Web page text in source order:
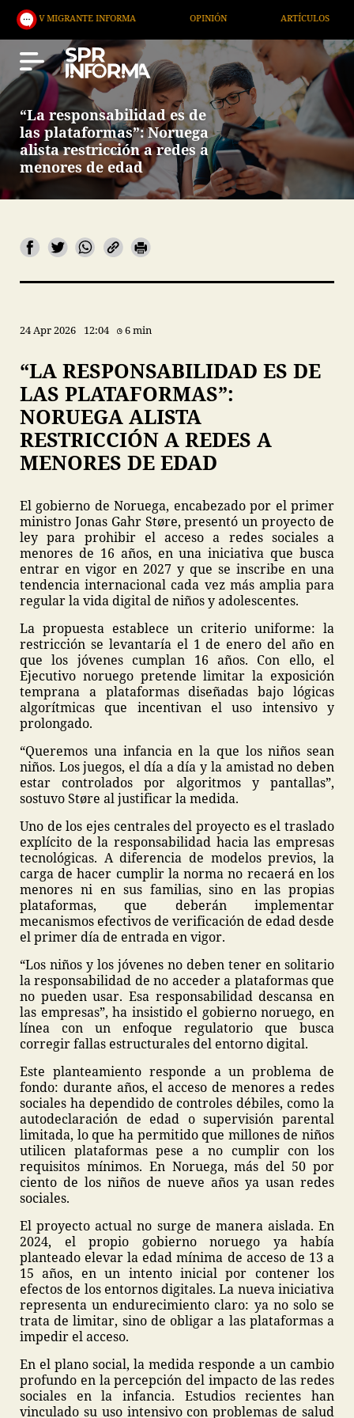
INFORMA OPINIÓN ARTÍCULOS ARTE /
“La responsabilidad es de
las plataformas”: Noruega
alista restricción a redes a
menores de edad
24 Apr 2026 12:04 6 min
“LA RESPONSABILIDAD ES DE
LAS PLATAFORMAS”:
NORUEGA ALISTA
RESTRICCIÓN A REDES A
MENORES DE EDAD
El gobierno de Noruega, encabezado por el primer
ministro Jonas Gahr Støre, presentó un proyecto de
ley para prohibir el acceso a redes sociales a
menores de 16 años, en una iniciativa que busca
entrar en vigor en 2027 y que se inscribe en una
tendencia internacional cada vez más amplia para
regular la vida digital de niños y adolescentes.
La propuesta establece un criterio uniforme: la
restricción se levantaría el 1 de enero del año en
que los jóvenes cumplan 16 años. Con ello, el
Ejecutivo noruego pretende limitar la exposición
temprana a plataformas diseñadas bajo lógicas
algorítmicas que incentivan el uso intensivo y
prolongado.
“Queremos una infancia en la que los niños sean
niños. Los juegos, el día a día y la amistad no deben
estar controlados por algoritmos y pantallas”,
sostuvo Støre al justificar la medida.
Uno de los ejes centrales del proyecto es el traslado
explícito de la responsabilidad hacia las empresas
tecnológicas. A diferencia de modelos previos, la
carga de hacer cumplir la norma no recaerá en los
menores ni en sus familias, sino en las propias
plataformas, que deberán implementar
mecanismos efectivos de verificación de edad desde
el primer día de entrada en vigor.
“Los niños y los jóvenes no deben tener en solitario
la responsabilidad de no acceder a plataformas que
no pueden usar. Esa responsabilidad descansa en
las empresas”, ha insistido el gobierno noruego, en
línea con un enfoque regulatorio que busca
corregir fallas estructurales del entorno digital.
Este planteamiento responde a un problema de
fondo: durante años, el acceso de menores a redes
sociales ha dependido de controles débiles, como la
autodeclaración de edad o supervisión parental
limitada, lo que ha permitido que millones de niños
utilicen plataformas pese a no cumplir con los
requisitos mínimos. En Noruega, más del 50 por
ciento de los niños de nueve años ya usan redes
sociales.
El proyecto actual no surge de manera aislada. En
2024, el propio gobierno noruego ya había
planteado elevar la edad mínima de acceso de 13 a
15 años, en un intento inicial por contener los
efectos de los entornos digitales. La nueva iniciativa
representa un endurecimiento claro: ya no solo se
trata de limitar, sino de obligar a las plataformas a
impedir el acceso.
En el plano social, la medida responde a un cambio
profundo en la percepción del impacto de las redes
sociales en la infancia. Estudios recientes han
vinculado su uso intensivo con problemas de salud